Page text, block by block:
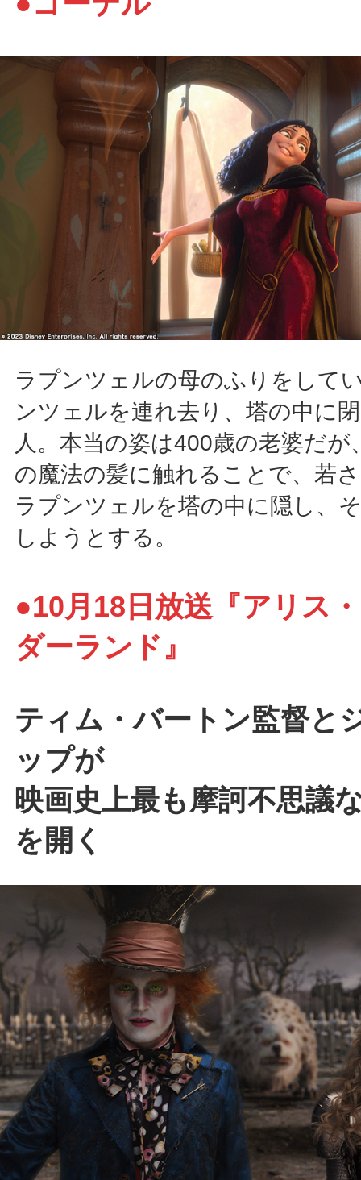
ラプンツェルの母のふりをして
ンツェルを連れ去り、塔の中に
人。本当の姿は400歳の老婆だ
の魔法の髪に触れることで、若
ラプンツェルを塔の中に隠し、
しようとする。
●10月18日放送『アリス
ダーランド』
ティム・バートン監督と
ップが
映画史上最も摩訶不思議
を開く